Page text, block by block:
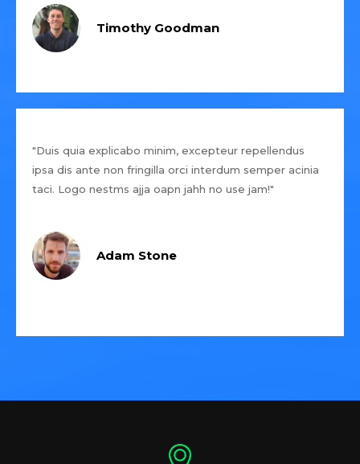
Timothy Goodman
"Duis quia explicabo minim, excepteur repellendus
ipsa dis ante non fringilla orci interdum semper acinia
taci. Logo nestms ajja oapn jahh no use jam!"
Adam Stone